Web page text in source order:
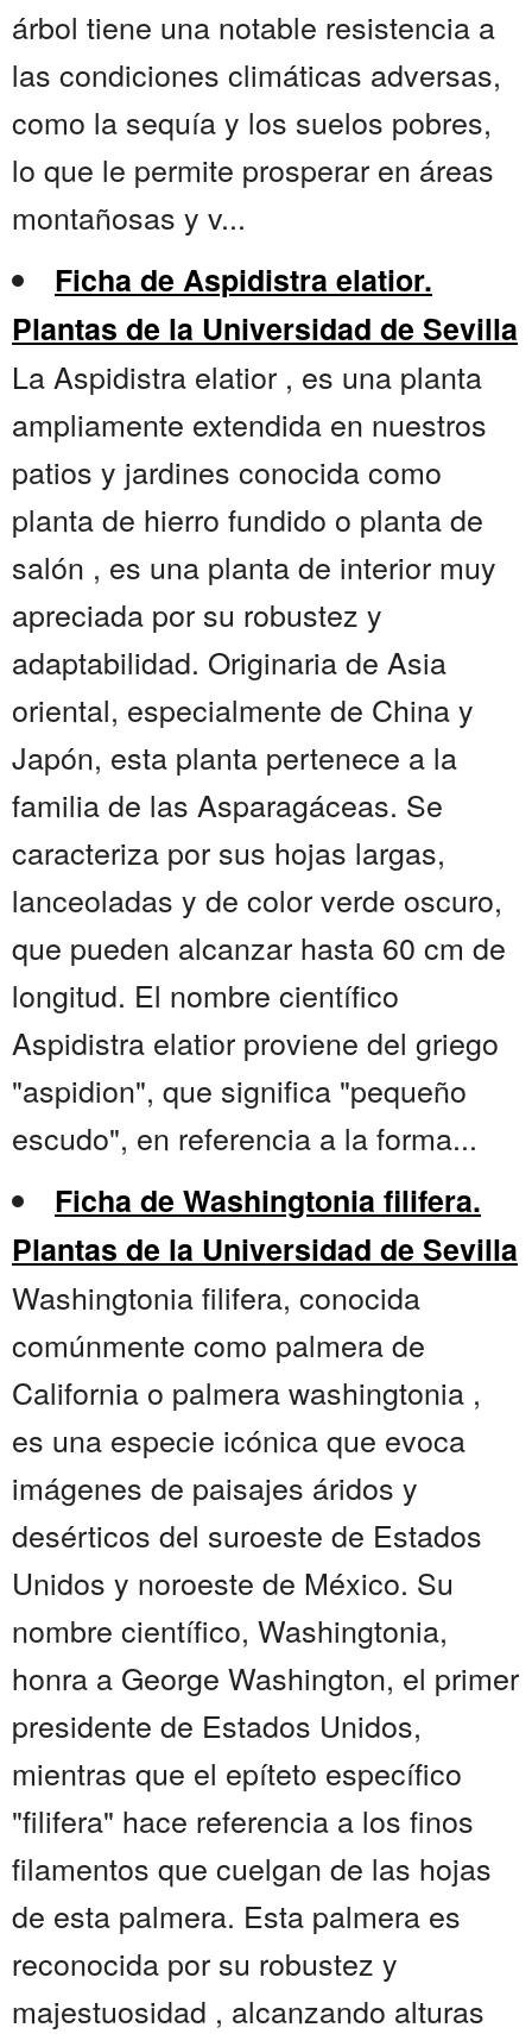
árbol tiene una notable resistencia a
las condiciones climáticas adversas,
como la sequía y los suelos pobres,
lo que le permite prosperar en áreas
montañosas y v...
Ficha de Aspidistra elatior.
Plantas de la Universidad de Sevilla
La Aspidistra elatior , es una planta
ampliamente extendida en nuestros
patios y jardines conocida como
planta de hierro fundido o planta de
salón , es una planta de interior muy
apreciada por su robustez y
adaptabilidad. Originaria de Asia
oriental, especialmente de China y
Japón, esta planta pertenece a la
familia de las Asparagáceas. Se
caracteriza por sus hojas largas,
lanceoladas y de color verde oscuro,
que pueden alcanzar hasta 60 cm de
longitud. El nombre científico
Aspidistra elatior proviene del griego
"aspidion", que significa "pequeño
escudo", en referencia a la forma...
Ficha de Washingtonia filifera.
Plantas de la Universidad de Sevilla
Washingtonia filifera, conocida
comúnmente como palmera de
California o palmera washingtonia ,
es una especie icónica que evoca
imágenes de paisajes áridos y
desérticos del suroeste de Estados
Unidos y noroeste de México. Su
nombre científico, Washingtonia,
honra a George Washington, el primer
presidente de Estados Unidos,
mientras que el epíteto específico
"filifera" hace referencia a los finos
filamentos que cuelgan de las hojas
de esta palmera. Esta palmera es
reconocida por su robustez y
majestuosidad , alcanzando alturas